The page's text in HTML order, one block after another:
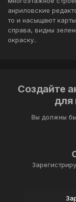
анриловские
то и насыщают
справа, видны
окраску..
Создайте
для
Вы должны